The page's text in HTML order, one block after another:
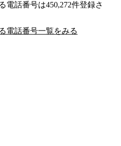
電話番号は450,272件登録さ
電話番号一覧をみる